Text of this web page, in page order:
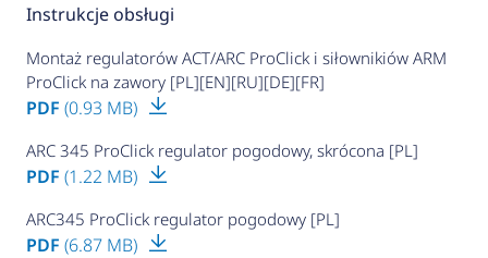
Instrukcje obsługi
Montaż regulatorów ACT/ARC ProClick i siłownikiów ARM
ProClick na zawory [PL][EN][RU][DE][FR]
PDF (0.93 MB)
ARC 345 ProClick regulator pogodowy, skrócona [PL]
PDF (1.22 MB)
ARC345 ProClick regulator pogodowy [PL]
PDF (6.87 MB)